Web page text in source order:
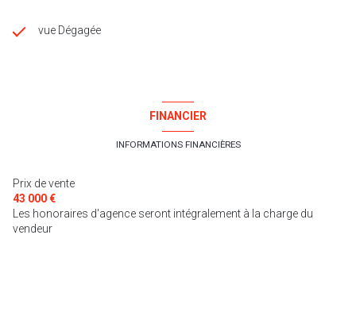
vue Dégagée
FINANCIER
INFORMATIONS FINANCIÈRES
Prix de vente
43 000 €
Les honoraires d'agence seront intégralement à la charge du
vendeur